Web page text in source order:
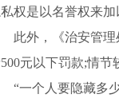
权是以名誉权来加
，《治安管理处
元以下罚款;情节
个人要隐藏多少